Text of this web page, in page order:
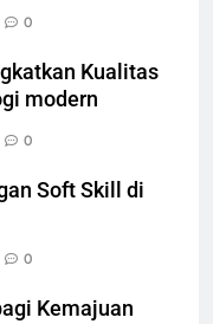
0
Kualitas
modern
0
Soft Skill di
0
Kemajuan